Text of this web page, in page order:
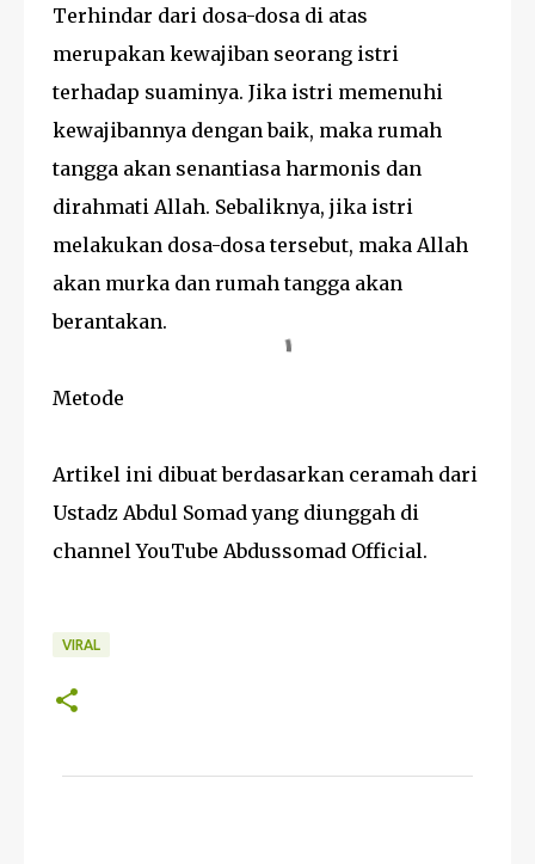
Terhindar dari dosa-dosa di atas
merupakan kewajiban seorang istri
terhadap suaminya. Jika istri memenuhi
kewajibannya dengan baik, maka rumah
tangga akan senantiasa harmonis dan
dirahmati Allah. Sebaliknya, jika istri
melakukan dosa-dosa tersebut, maka Allah
akan murka dan rumah tangga akan
berantakan.
Metode
Artikel ini dibuat berdasarkan ceramah dari
Ustadz Abdul Somad yang diunggah di
channel YouTube Abdussomad Official.
VIRAL